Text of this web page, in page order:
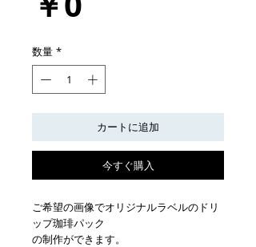
数量 *
カートに追加
今すぐ購入
ご希望の画像でオリジナルラベルのドリ
ップ珈琲パック
の制作ができます。